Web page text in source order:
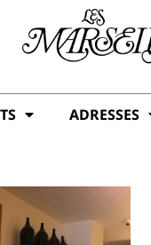
ADRESSES